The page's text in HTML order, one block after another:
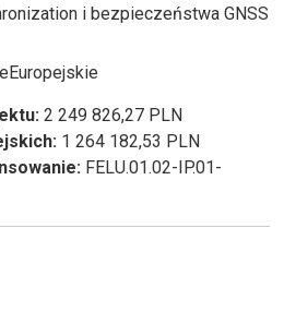
i bezpieczeństwa GNSS
2 249 826,27 PLN
1 264 182,53 PLN
FELU.01.02-IP.01-